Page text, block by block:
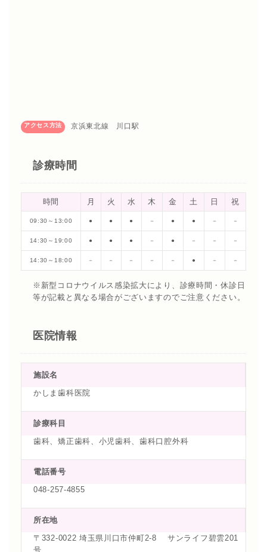
アクセス方法 京浜東北線 川口駅
診療時間
時間 月 火 水 木 金 土 日 祝
09:30～13:00 ● ● ● － ● ● － －
14:30～19:00 ● ● ● － ● － － －
14:30～18:00 － － － － － ● － －
※新型コロナウイルス感染拡大により、診療時間・休診日
等が記載と異なる場合がございますのでご注意ください。
医院情報
施設名
かしま歯科医院
診療科目
歯科、矯正歯科、小児歯科、歯科口腔外科
電話番号
048-257-4855
所在地
〒332-0022 埼玉県川口市仲町2-8 サンライフ碧雲201
号